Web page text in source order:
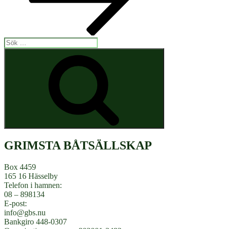
Sök
efter:
GRIMSTA BÅTSÄLLSKAP
Box 4459
165 16 Hässelby
Telefon i hamnen:
08 – 898134
E-post:
info@gbs.nu
Bankgiro 448-0307